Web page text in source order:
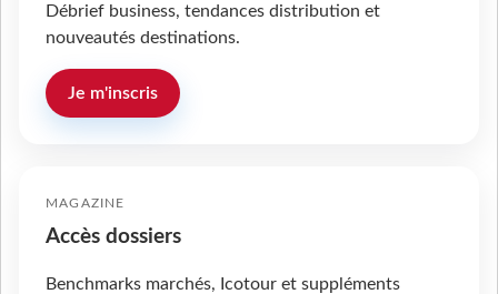
Débrief business, tendances distribution et
nouveautés destinations.
Je m'inscris
MAGAZINE
Accès dossiers
Benchmarks marchés, Icotour et suppléments